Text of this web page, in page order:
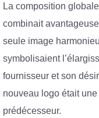
La composition
combinait
seule image
symbolisaient
fournisseur et son
nouveau logo était
prédécesseur.